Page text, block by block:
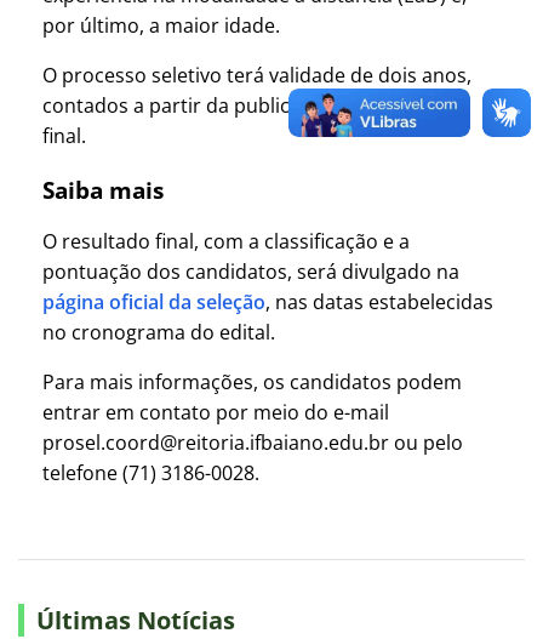
por último, a maior idade.
O processo seletivo terá validade de dois anos,
contados a partir da publicação do resultado
final.
Saiba mais
O resultado final, com a classificação e a
pontuação dos candidatos, será divulgado na
página oficial da seleção, nas datas estabelecidas
no cronograma do edital.
Para mais informações, os candidatos podem
entrar em contato por meio do e-mail
prosel.coord@reitoria.ifbaiano.edu.br ou pelo
telefone (71) 3186-0028.
Últimas Notícias